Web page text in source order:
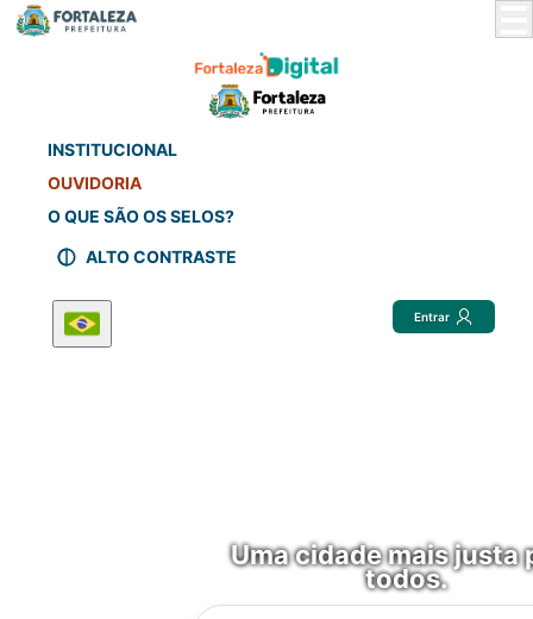
INSTITUCIONAL
OUVIDORIA
O QUE SÃO OS SELOS?
ALTO CONTRASTE
Entrar
Uma cidade mais justa
todos.